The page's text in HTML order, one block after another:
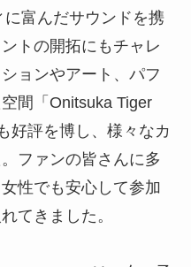
富んだサウンドを携
トの開拓にもチャレ
ョンやアート、 パフ
間「Onitsuka Tiger
好評を博し、様々なカ
ファンの皆さんに多
性でも安心して参加
てきました。